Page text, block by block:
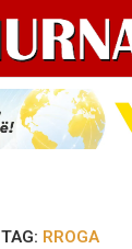
TAG: RROGA